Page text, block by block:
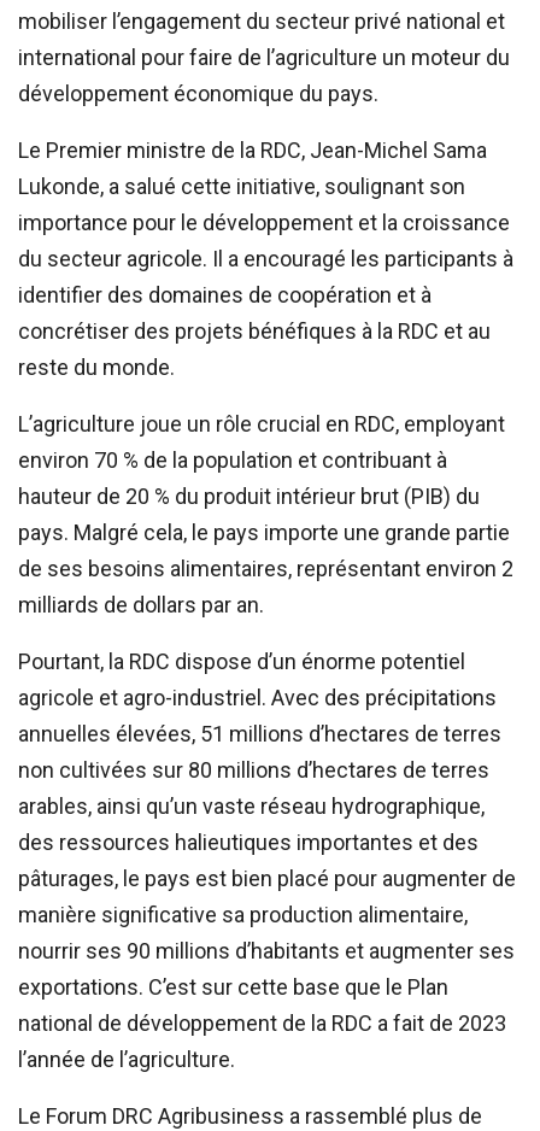
mobiliser l’engagement du secteur privé national et
international pour faire de l’agriculture un moteur du
développement économique du pays.
Le Premier ministre de la RDC, Jean-Michel Sama
Lukonde, a salué cette initiative, soulignant son
importance pour le développement et la croissance
du secteur agricole. Il a encouragé les participants à
identifier des domaines de coopération et à
concrétiser des projets bénéfiques à la RDC et au
reste du monde.
L’agriculture joue un rôle crucial en RDC, employant
environ 70 % de la population et contribuant à
hauteur de 20 % du produit intérieur brut (PIB) du
pays. Malgré cela, le pays importe une grande partie
de ses besoins alimentaires, représentant environ 2
milliards de dollars par an.
Pourtant, la RDC dispose d’un énorme potentiel
agricole et agro-industriel. Avec des précipitations
annuelles élevées, 51 millions d’hectares de terres
non cultivées sur 80 millions d’hectares de terres
arables, ainsi qu’un vaste réseau hydrographique,
des ressources halieutiques importantes et des
pâturages, le pays est bien placé pour augmenter de
manière significative sa production alimentaire,
nourrir ses 90 millions d’habitants et augmenter ses
exportations. C’est sur cette base que le Plan
national de développement de la RDC a fait de 2023
l’année de l’agriculture.
Le Forum DRC Agribusiness a rassemblé plus de